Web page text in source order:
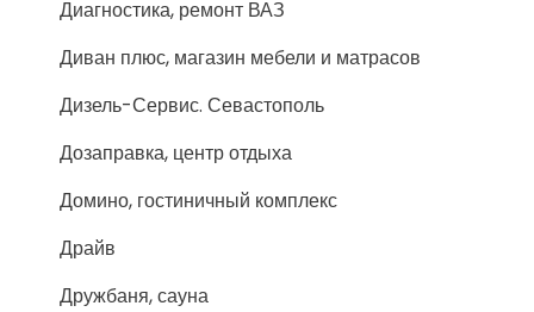
Диагностика, ремонт ВАЗ
Диван плюс, магазин мебели и матрасов
Дизель-Сервис. Севастополь
Дозаправка, центр отдыха
Домино, гостиничный комплекс
Драйв
Дружбаня, сауна